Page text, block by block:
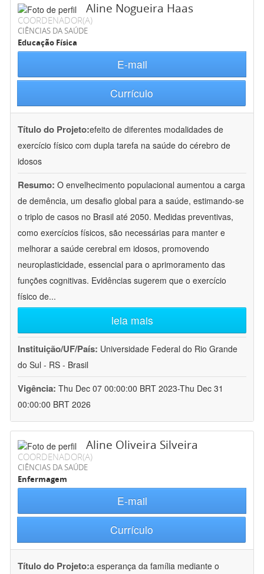
Aline Nogueira Haas
COORDENADOR(A)
CIÊNCIAS DA SAÚDE
Educação Física
E-mail
Currículo
Título do Projeto:efeito de diferentes modalidades de
exercício físico com dupla tarefa na saúde do cérebro de
idosos
Resumo: O envelhecimento populacional aumentou a carga
de demência, um desafio global para a saúde, estimando-se
o triplo de casos no Brasil até 2050. Medidas preventivas,
como exercícios físicos, são necessárias para manter e
melhorar a saúde cerebral em idosos, promovendo
neuroplasticidade, essencial para o aprimoramento das
funções cognitivas. Evidências sugerem que o exercício
físico de...
leia mais
Instituição/UF/País: Universidade Federal do Rio Grande
do Sul - RS - Brasil
Vigência: Thu Dec 07 00:00:00 BRT 2023-Thu Dec 31
00:00:00 BRT 2026
Aline Oliveira Silveira
COORDENADOR(A)
CIÊNCIAS DA SAÚDE
Enfermagem
E-mail
Currículo
Título do Projeto:a esperança da família mediante o